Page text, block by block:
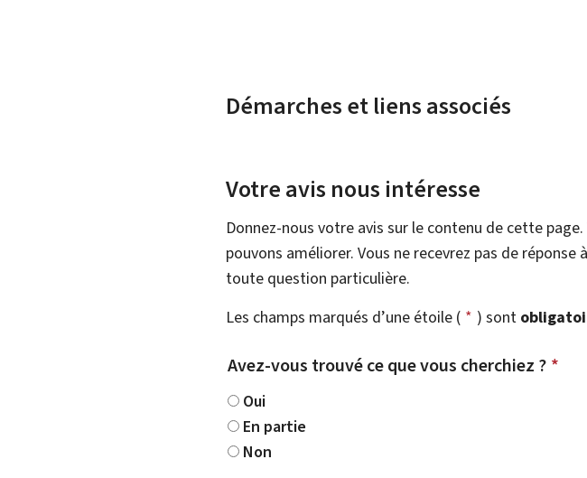
Démarches et liens associés
Votre avis nous intéresse
Donnez-nous votre avis sur le contenu de cette
pouvons améliorer. Vous ne recevrez pas de
toute question particulière.
Les champs marqués d’une étoile ( * ) sont
Avez-vous trouvé ce que vous cherchiez ? *
Oui
En partie
Non